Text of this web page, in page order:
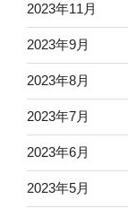
2023年11月
2023年9月
2023年8月
2023年7月
2023年6月
2023年5月